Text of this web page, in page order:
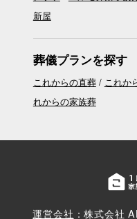
新屋
葬儀プランを探す
これからの直葬 これか
れからの家族葬
運営会社 ：株式会社